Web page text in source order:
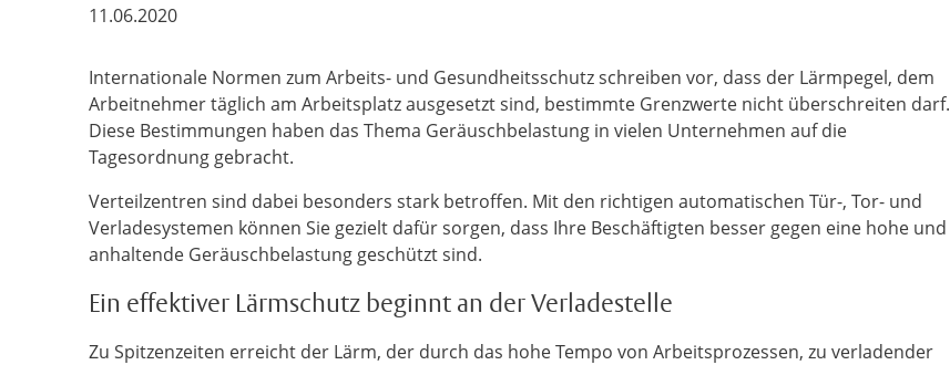
11.06.2020
Internationale Normen zum Arbeits- und Gesundheitsschutz schreiben vor, dass der Lärmpegel, dem
Arbeitnehmer täglich am Arbeitsplatz ausgesetzt sind, bestimmte Grenzwerte nicht überschreiten darf.
Diese Bestimmungen haben das Thema Geräuschbelastung in vielen Unternehmen auf die
Tagesordnung gebracht.
Verteilzentren sind dabei besonders stark betroffen. Mit den richtigen automatischen Tür-, Tor- und
Verladesystemen können Sie gezielt dafür sorgen, dass Ihre Beschäftigten besser gegen eine hohe und
anhaltende Geräuschbelastung geschützt sind.
Ein effektiver Lärmschutz beginnt an der Verladestelle
Zu Spitzenzeiten erreicht der Lärm, der durch das hohe Tempo von Arbeitsprozessen, zu verladender